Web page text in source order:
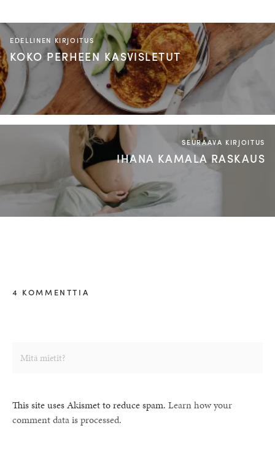
EDELLINEN KIRJOITUS
KOKO PERHEEN KASVISLETUT
SEURAAVA KIRJOITUS
IHANA KAMALA RASKAUS
4 KOMMENTTIA
This site uses Akismet to reduce spam. Learn how your
comment data is processed.